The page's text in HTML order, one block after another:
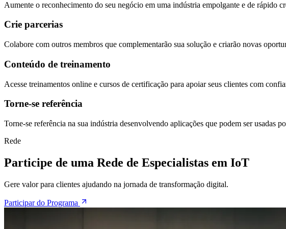
Aumente o reconhecimento do seu negócio em uma indústria empolgante e de rápido
Crie parcerias
Colabore com outros membros que complementarão sua solução e criarão novas
Conteúdo de treinamento
Acesse treinamentos online e cursos de certificação para apoiar seus clientes com
Torne-se referência
Torne-se referência na sua indústria desenvolvendo aplicações que podem ser usadas
Rede
Participe de uma Rede de Especialistas em IoT
Gere valor para clientes ajudando na jornada de transformação digital.
Participar do Programa